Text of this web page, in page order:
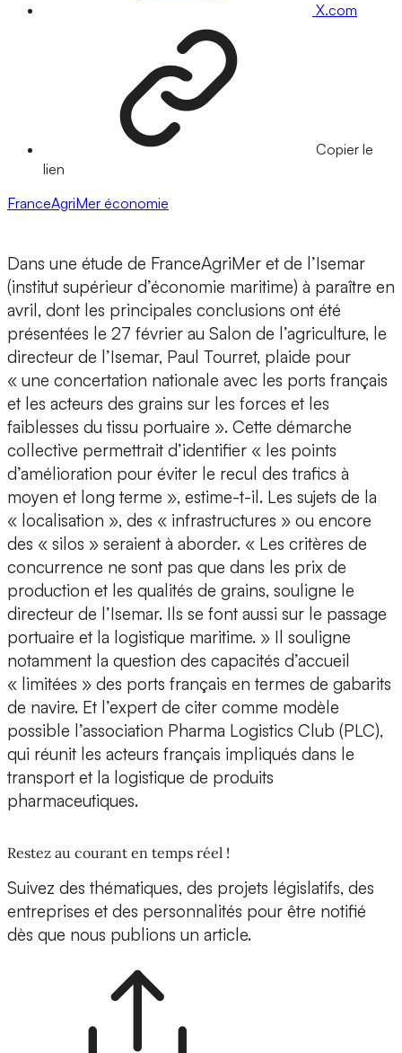
X.com
Copier le
lien
FranceAgriMer économie
Dans une étude de FranceAgriMer et de l’Isemar
(institut supérieur d’économie maritime) à paraître en
avril, dont les principales conclusions ont été
présentées le 27 février au Salon de l’agriculture, le
directeur de l’Isemar, Paul Tourret, plaide pour
« une concertation nationale avec les ports français
et les acteurs des grains sur les forces et les
faiblesses du tissu portuaire ». Cette démarche
collective permettrait d’identifier « les points
d’amélioration pour éviter le recul des trafics à
moyen et long terme », estime-t-il. Les sujets de la
« localisation », des « infrastructures » ou encore
des « silos » seraient à aborder. « Les critères de
concurrence ne sont pas que dans les prix de
production et les qualités de grains, souligne le
directeur de l’Isemar. Ils se font aussi sur le passage
portuaire et la logistique maritime. » Il souligne
notamment la question des capacités d’accueil
« limitées » des ports français en termes de gabarits
de navire. Et l’expert de citer comme modèle
possible l’association Pharma Logistics Club (PLC),
qui réunit les acteurs français impliqués dans le
transport et la logistique de produits
pharmaceutiques.
Restez au courant en temps réel !
Suivez des thématiques, des projets législatifs, des
entreprises et des personnalités pour être notifié
dès que nous publions un article.